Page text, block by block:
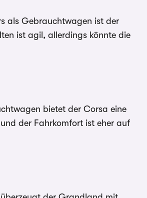
als Gebrauchtwagen ist der
ist agil, allerdings könnte die
bietet der Corsa eine
der Fahrkomfort ist eher auf